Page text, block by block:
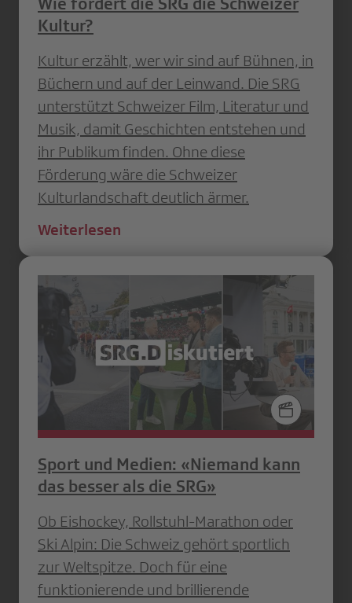
Kultur?
Kultur erzählt, wer wir sind auf Bühnen, in
Büchern und auf der Leinwand. Die SRG
unterstützt Schweizer Film, Literatur und
Musik, damit Geschichten entstehen und
ihr Publikum finden. Ohne diese
Förderung wäre die Schweizer
Kulturlandschaft deutlich ärmer.
Weiterlesen
Sport und Medien: «Niemand kann
das besser als die SRG»
Ob Eishockey, Rollstuhl-Marathon oder
Ski Alpin: Die Schweiz gehört sportlich
zur Weltspitze. Doch für eine
funktionierende und brillierende